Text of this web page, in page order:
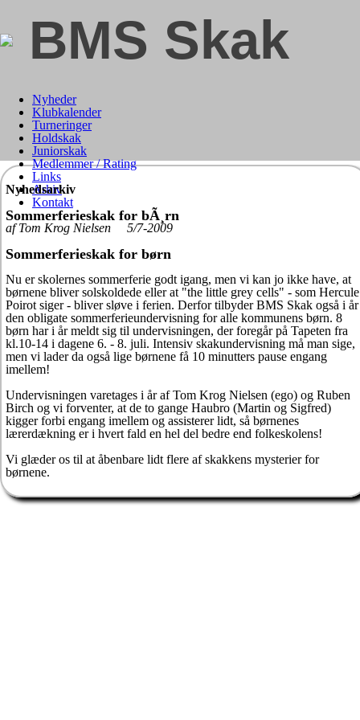
BMS Skak
Nyheder
Klubkalender
Turneringer
Holdskak
Juniorskak
Medlemmer / Rating
Links
Arkiv
Kontakt
Nyhedsarkiv
Sommerferieskak for bÃ¸rn
af Tom Krog Nielsen 5/7-2009
Sommerferieskak for børn
Nu er skolernes sommerferie godt igang, men vi kan jo ikke have, at
børnene bliver solskoldede eller at "the little grey cells" - som Hercule
Poirot siger - bliver sløve i ferien. Derfor tilbyder BMS Skak også i år
den obligate sommerferieundervisning for alle kommunens børn. 8
børn har i år meldt sig til undervisningen, der foregår på Tapeten fra
kl.10-14 i dagene 6. - 8. juli. Intensiv skakundervisning må man sige,
men vi lader da også lige børnene få 10 minutters pause engang
imellem!
Undervisningen varetages i år af Tom Krog Nielsen (ego) og Ruben
Birch og vi forventer, at de to gange Haubro (Martin og Sigfred)
kigger forbi engang imellem og assisterer lidt, så børnenes
lærerdækning er i hvert fald en hel del bedre end folkeskolens!
Vi glæder os til at åbenbare lidt flere af skakkens mysterier for
børnene.